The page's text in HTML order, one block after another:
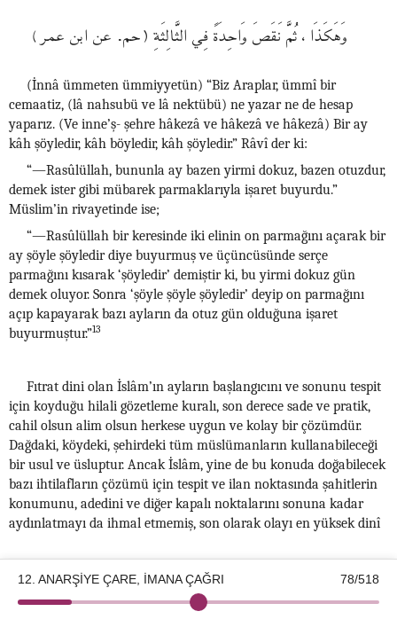
12. ANARŞİYE ÇARE, İMANA ÇAĞRI 78/518
وَهَكَذَا، ثُمَّ نَقَصَ وَاحِدَةً فِي الثَّالِثَةِ (حم. عن ابن عمر)
(İnnâ ümmeten ümmiyyetün) “Biz Araplar, ümmî bir
cemaatiz, (lâ nahsubü ve lâ nektübü) ne yazar ne de hesap
yaparız. (Ve inne’ş- şehre hâkezâ ve hâkezâ ve hâkezâ) Bir ay
kâh şöyledir, kâh böyledir, kâh şöyledir.” Râvî der ki:
“—Rasûlüllah, bununla ay bazen yirmi dokuz, bazen otuzdur,
demek ister gibi mübarek parmaklarıyla işaret buyurdu.”
Müslim’in rivayetinde ise;
“—Rasûlüllah bir keresinde iki elinin on parmağını açarak bir
ay şöyle şöyledir diye buyurmuş ve üçüncüsünde serçe
parmağını kısarak ‘şöyledir’ demiştir ki, bu yirmi dokuz gün
demek oluyor. Sonra ‘şöyle şöyle şöyledir’ deyip on parmağını
açıp kapayarak bazı ayların da otuz gün olduğuna işaret
buyurmuştur.”13
Fıtrat dini olan İslâm’ın ayların başlangıcını ve sonunu tespit
için koyduğu hilali gözetleme kuralı, son derece sade ve pratik,
cahil olsun alim olsun herkese uygun ve kolay bir çözümdür.
Dağdaki, köydeki, şehirdeki tüm müslümanların kullanabileceği
bir usul ve üsluptur. Ancak İslâm, yine de bu konuda doğabilecek
bazı ihtilafların çözümü için tespit ve ilan noktasında şahitlerin
konumunu, adedini ve diğer kapalı noktalarını sonuna kadar
aydınlatmayı da ihmal etmemiş, son olarak olayı en yüksek dinî
12
Buhârî, “Savm”, 13; Müslim, “Sıyâm”, 15; Ahmed b. Hanbel, II, 129, 122,
52, hadis no: 6129, 6041, 5137.
Sahîh-i Buhârî Muhtasarı Tecrîd-i Sarîh Tercemesi ve Şerhi, VI, 258.
©2026 Kotku Enstitüsü v2.8.3